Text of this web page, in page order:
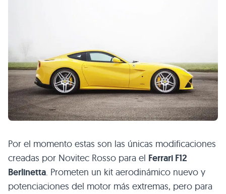
Por el momento estas son las únicas modificaciones
creadas por Novitec Rosso para el Ferrari F12
Berlinetta. Prometen un kit aerodinámico nuevo y
potenciaciones del motor más extremas, pero para